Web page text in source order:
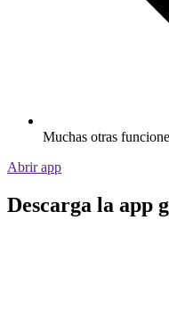
Muchas otras
Abrir app
Descarga la app